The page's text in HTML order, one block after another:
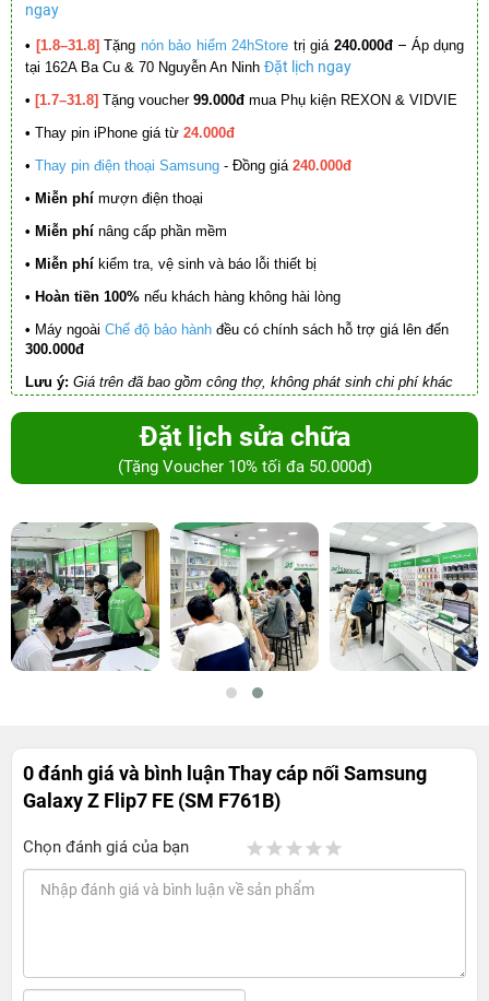
ngay
• [1.8–31.8] Tặng nón bảo hiểm 24hStore trị giá 240.000đ – Áp dụng
tại 162A Ba Cu & 70 Nguyễn An Ninh Đặt lịch ngay
• [1.7–31.8] Tặng voucher 99.000đ mua Phụ kiện REXON & VIDVIE
• Thay pin iPhone giá từ 24.000đ
• Thay pin điện thoại Samsung - Đồng giá 240.000đ
• Miễn phí mượn điện thoại
• Miễn phí nâng cấp phần mềm
• Miễn phí kiểm tra, vệ sinh và báo lỗi thiết bị
• Hoàn tiền 100% nếu khách hàng không hài lòng
• Máy ngoài Chế độ bảo hành đều có chính sách hỗ trợ giá lên đến
300.000đ
Lưu ý: Giá trên đã bao gồm công thợ, không phát sinh chi phí khác
Đặt lịch sửa chữa
(Tặng Voucher 10% tối đa 50.000đ)
0 đánh giá và bình luậnThay cáp nối Samsung
Galaxy Z Flip7 FE (SM F761B)
Chọn đánh giá của bạn